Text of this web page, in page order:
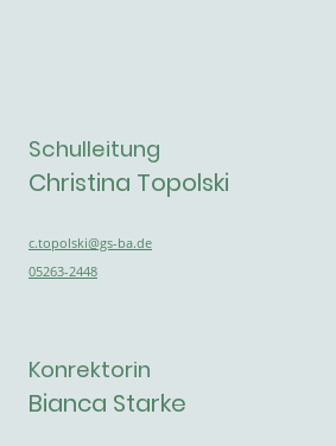
Schulleitung
Christina Topolski
c.topolski@gs-ba.de
05263-2448
Konrektorin
Bianca Starke